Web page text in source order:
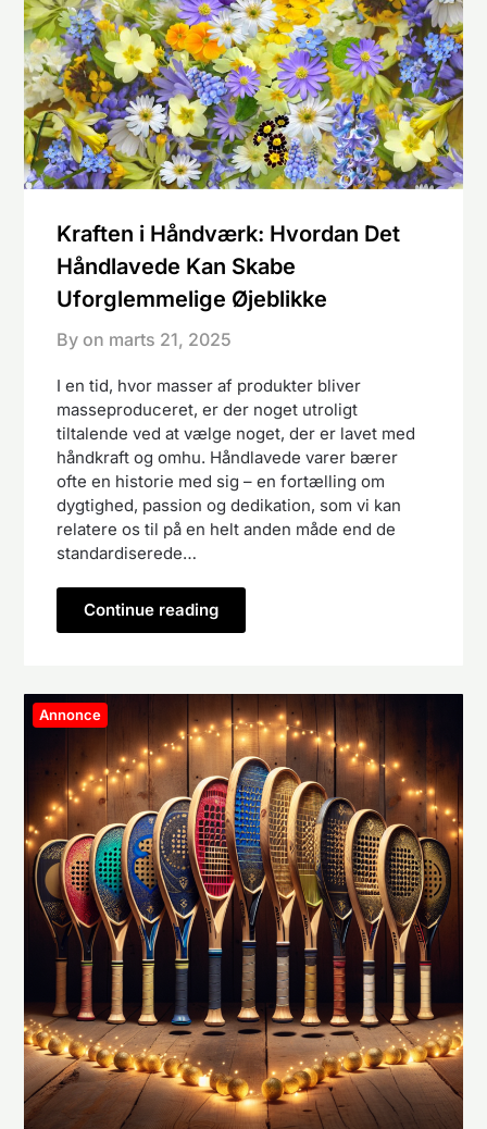
Kraften i Håndværk: Hvordan Det
Håndlavede Kan Skabe
Uforglemmelige Øjeblikke
By on marts 21, 2025
I en tid, hvor masser af produkter bliver
masseproduceret, er der noget utroligt
tiltalende ved at vælge noget, der er lavet med
håndkraft og omhu. Håndlavede varer bærer
ofte en historie med sig – en fortælling om
dygtighed, passion og dedikation, som vi kan
relatere os til på en helt anden måde end de
standardiserede…
Continue reading
Annonce